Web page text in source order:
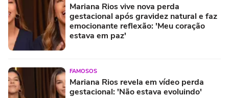
Mariana Rios vive nova perda
gestacional após gravidez natural e faz
emocionante reflexão: 'Meu coração
estava em paz'
FAMOSOS
Mariana Rios revela em vídeo perda
gestacional: 'Não estava evoluindo'